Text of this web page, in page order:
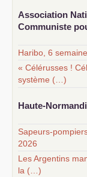
Association
Communiste
Haribo, 6
« Célérusses !
système (…)
Haute-
Sapeurs-
2026
Les Argentins
la (…)